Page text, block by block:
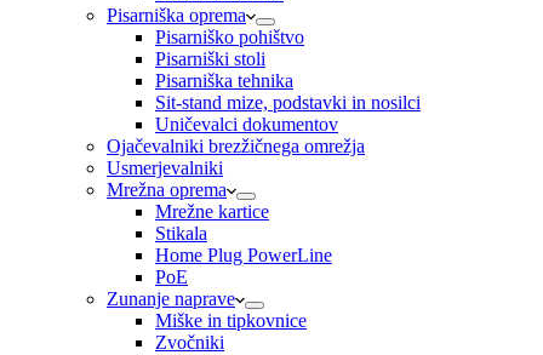
Pisarniška oprema
Pisarniško pohištvo
Pisarniški stoli
Pisarniška tehnika
Sit-stand mize, podstavki in nosilci
Uničevalci dokumentov
Ojačevalniki brezžičnega omrežja
Usmerjevalniki
Mrežna oprema
Mrežne kartice
Stikala
Home Plug PowerLine
PoE
Zunanje naprave
Miške in tipkovnice
Zvočniki